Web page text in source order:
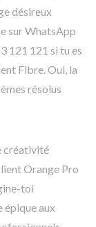
désireux
sur WhatsApp
121 121 si tu es
Fibre. Oui, la
résolus
créativité
Orange Pro
toi
épique aux